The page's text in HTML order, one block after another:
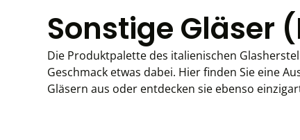
Sonstige Gläser
Die Produktpalette des italienischen
Geschmack etwas dabei. Hier finden Sie eine
Gläsern aus oder entdecken sie ebenso